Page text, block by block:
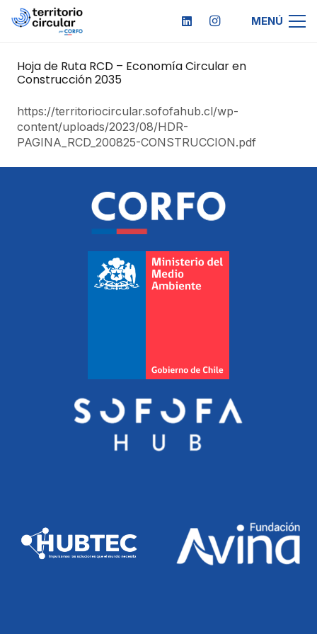
MENÚ
Hoja de Ruta RCD – Economía Circular en
Construcción 2035
https://territoriocircular.sofofahub.cl/wp-
content/uploads/2023/08/HDR-
PAGINA_RCD_200825-CONSTRUCCION.pdf